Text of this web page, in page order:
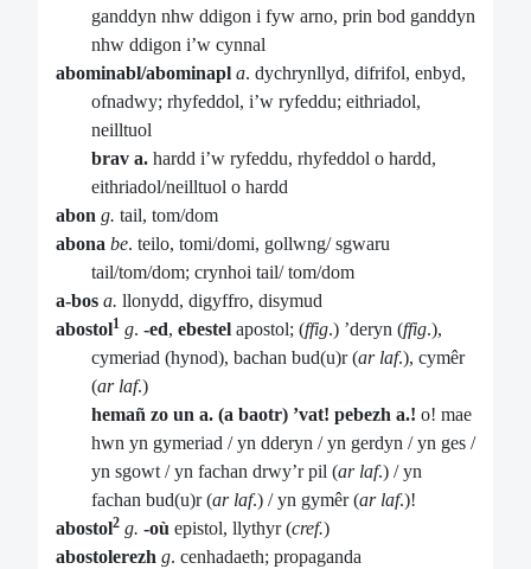
ganddyn nhw ddigon i fyw arno, prin bod ganddyn
nhw ddigon i’w cynnal
abominabl/abominapl a. dychrynllyd, difrifol, enbyd,
ofnadwy; rhyfeddol, i’w ryfeddu; eithriadol,
neilltuol
brav a. hardd i’w ryfeddu, rhyfeddol o hardd,
eithriadol/neilltuol o hardd
abon g. tail, tom/dom
abona be. teilo, tomi/domi, gollwng/ sgwaru
tail/tom/dom; crynhoi tail/ tom/dom
a-bos a. llonydd, digyffro, disymud
abostol1 g. -ed, ebestel apostol; (ffig.) ’deryn (ffig.),
cymeriad (hynod), bachan bud(u)r (ar laf.), cymêr
(ar laf.)
hemañ zo un a. (a baotr) ’vat! pebezh a.! o! mae
hwn yn gymeriad / yn dderyn / yn gerdyn / yn ges /
yn sgowt / yn fachan drwy’r pil (ar laf.) / yn
fachan bud(u)r (ar laf.) / yn gymêr (ar laf.)!
abostol2 g. -où epistol, llythyr (cref.)
abostolerezh g. cenhadaeth; propaganda